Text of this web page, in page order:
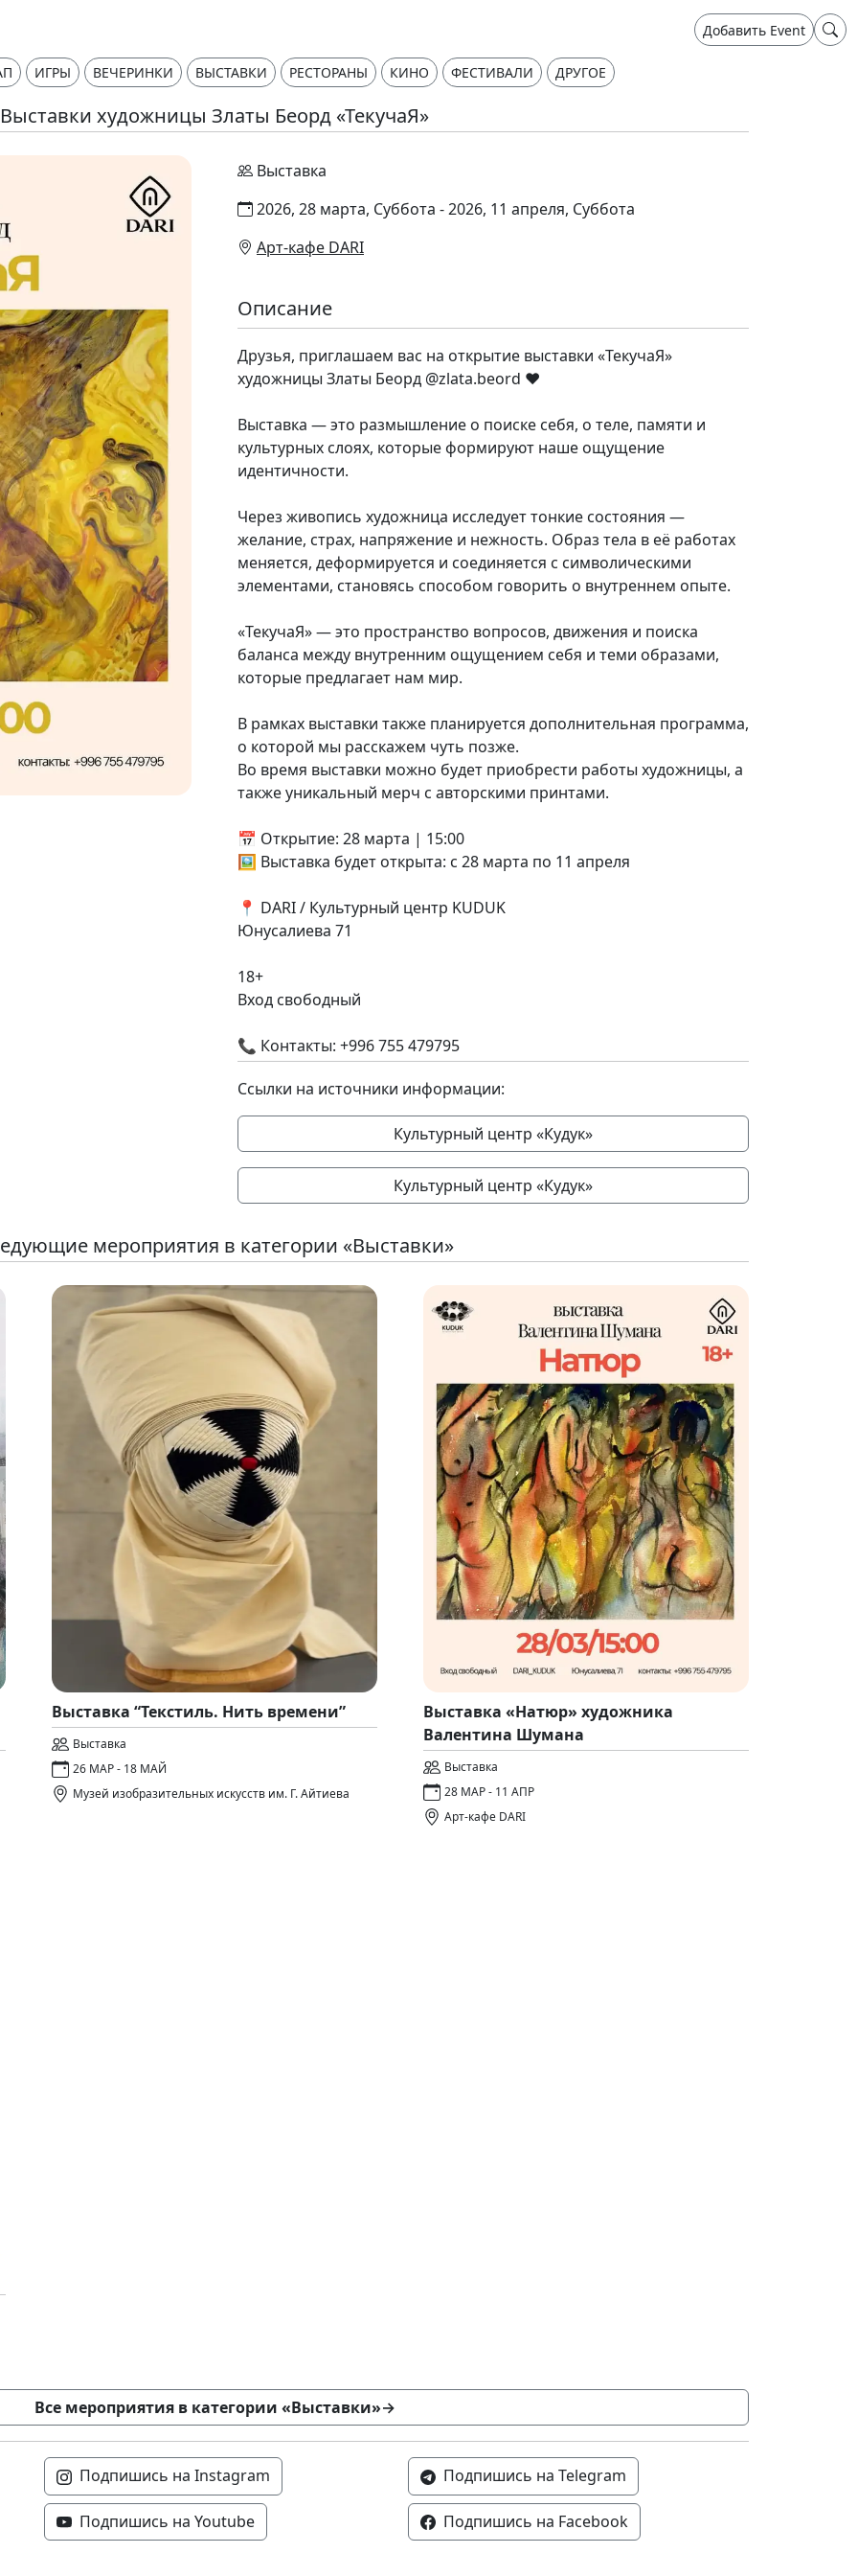
Добавить Event
ИГРЫ ВЕЧЕРИНКИ ВЫСТАВКИ РЕСТОРАНЫ КИНО ФЕСТИВАЛИ ДРУГОЕ
Выставки художницы Златы Беорд «ТекучаЯ»
Выставка
2026, 28 марта, Суббота - 2026, 11 апреля, Суббота
Арт-кафе DARI
Описание
Друзья, приглашаем вас на открытие выставки «ТекучаЯ»
художницы Златы Беорд @zlata.beord ❤️
Выставка — это размышление о поиске себя, о теле, памяти и
культурных слоях, которые формируют наше ощущение
идентичности.
Через живопись художница исследует тонкие состояния —
желание, страх, напряжение и нежность. Образ тела в её работах
меняется, деформируется и соединяется с символическими
элементами, становясь способом говорить о внутреннем опыте.
«ТекучаЯ» — это пространство вопросов, движения и поиска
баланса между внутренним ощущением себя и теми образами,
которые предлагает нам мир.
В рамках выставки также планируется дополнительная программа,
о которой мы расскажем чуть позже.
Во время выставки можно будет приобрести работы художницы, а
также уникальный мерч с авторскими принтами.
📅 Открытие: 28 марта | 15:00
🖼 Выставка будет открыта: с 28 марта по 11 апреля
📍 DARI / Культурный центр KUDUK
Юнусалиева 71
18+
Вход свободный
📞 Контакты: +996 755 479795
Ссылки на источники информации:
Культурный центр «Кудук»
Культурный центр «Кудук»
мероприятия в категории «Выставки»
Выставка “Текстиль. Нить времени”
Выставка
26 МАР - 18 МАЙ
Музей изобразительных искусств им. Г. Айтиева
Выставка «Натюр» художника
Валентина Шумана
Выставка
28 МАР - 11 АПР
Арт-кафе DARI
Все мероприятия в категории «Выставки»→
Подпишись на Instagram Подпишись на Telegram
Подпишись на Youtube Подпишись на Facebook